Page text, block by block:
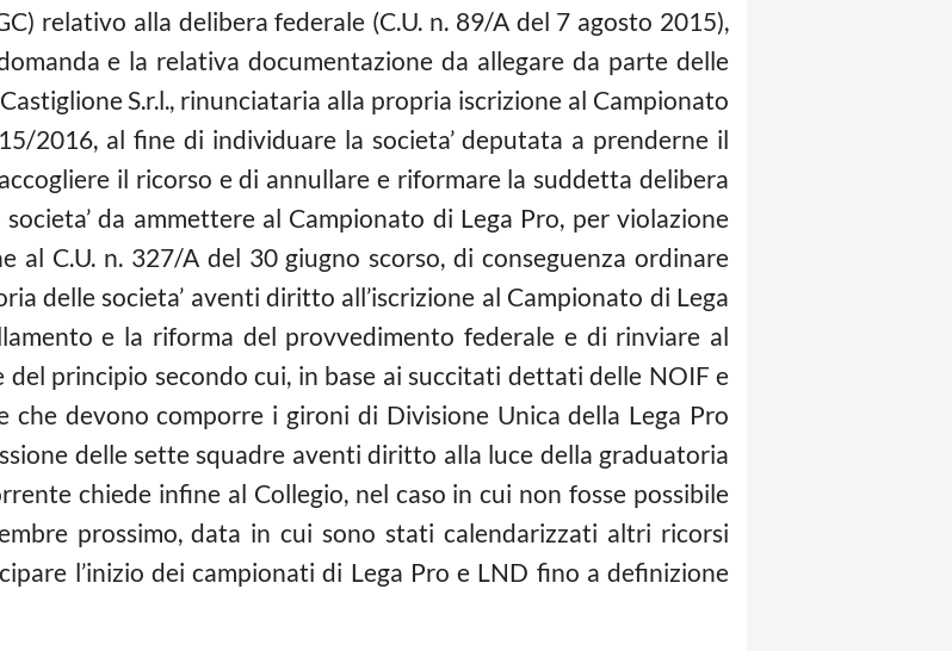
relativo alla delibera federale (C.U. n. 89/A del 7 agosto 2015),
e la relativa documentazione da allegare da parte delle
S.r.l., rinunciataria alla propria iscrizione al Campionato
2016, al fine di individuare la societa’ deputata a prenderne il
il ricorso e di annullare e riformare la suddetta delibera
da ammettere al Campionato di Lega Pro, per violazione
C.U. n. 327/A del 30 giugno scorso, di conseguenza ordinare
delle societa’ aventi diritto all’iscrizione al Campionato di Lega
e la riforma del provvedimento federale e di rinviare al
del principio secondo cui, in base ai succitati dettati delle NOIF e
che devono comporre i gironi di Divisione Unica della Lega Pro
delle sette squadre aventi diritto alla luce della graduatoria
chiede infine al Collegio, nel caso in cui non fosse possibile
prossimo, data in cui sono stati calendarizzati altri ricorsi
l’inizio dei campionati di Lega Pro e LND fino a definizione